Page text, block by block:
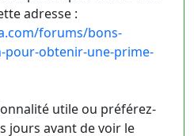
adresse :
forums/bons-
obtenir-une-prime-
utile ou préférez-
jours avant de voir le